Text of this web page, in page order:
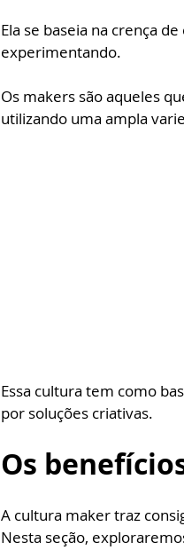
Ela se baseia na crença
experimentando.
Os makers são aqueles
utilizando uma ampla
Essa cultura tem como
por soluções criativas.
Os
A cultura maker traz
Nesta seção,